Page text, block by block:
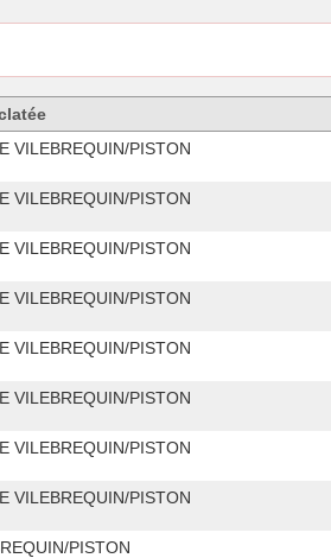
VILEBREQUIN/PISTON
VILEBREQUIN/PISTON
VILEBREQUIN/PISTON
VILEBREQUIN/PISTON
VILEBREQUIN/PISTON
VILEBREQUIN/PISTON
VILEBREQUIN/PISTON
VILEBREQUIN/PISTON
PISTON